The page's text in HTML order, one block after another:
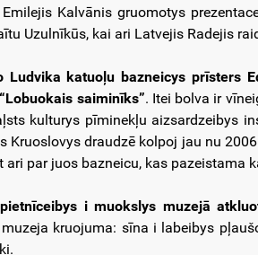
Kalvānis gruomotys
Uzulnīkūs, kai ari Latvejis Radejis
Ludvika katuoļu bazneicys prīsters
saiminīks”. Itei bolva ir
kulturys pīminekļu aizsardzeibys
Kruoslovys draudzē kolpoj jau nu
ari par juos bazneicu, kas pazeistama
i muokslys muzejā
kruojuma: sīna i labeibys